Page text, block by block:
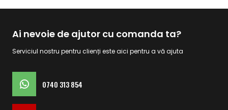
Ai nevoie de ajutor cu comanda ta?
Serviciul nostru pentru clienți este aici pentru a vă ajuta
0740 313 854